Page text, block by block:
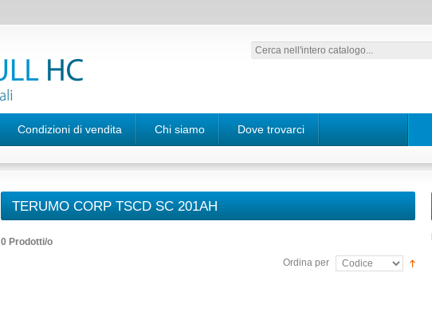
Condizioni di vendita Chi siamo Dove trovarci
TERUMO CORP TSCD SC 201AH
0 Prodotti/o
Ordina per